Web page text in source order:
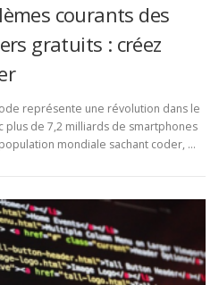
courants des
gratuits : créez
représente une révolution dans le
de 7,2 milliards de smartphones
mondiale sachant coder, …